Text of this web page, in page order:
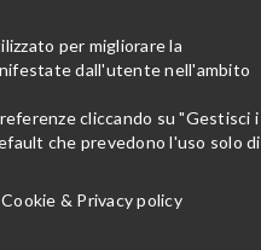
per migliorare la
dall'utente nell'ambito
cliccando su "Gestisci i
che prevedono l'uso solo di
Cookie & Privacy policy